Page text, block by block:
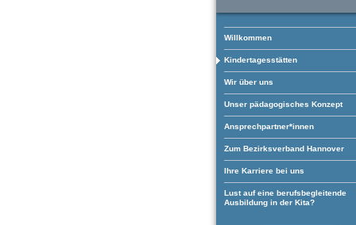
Willkommen
Kindertagesstätten
Wir über uns
Unser pädagogisches Konzept
Ansprechpartner*innen
Zum Bezirksverband Hannover
Ihre Karriere bei uns
Lust auf eine berufsbegleitende
Ausbildung in der Kita?